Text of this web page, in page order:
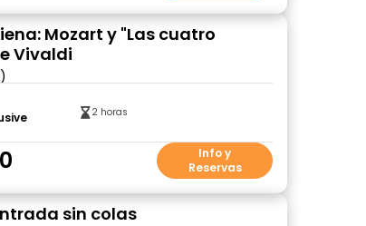
Mozart y "Las cuatro
Vivaldi
2 horas
Info y
Reservas
sin colas